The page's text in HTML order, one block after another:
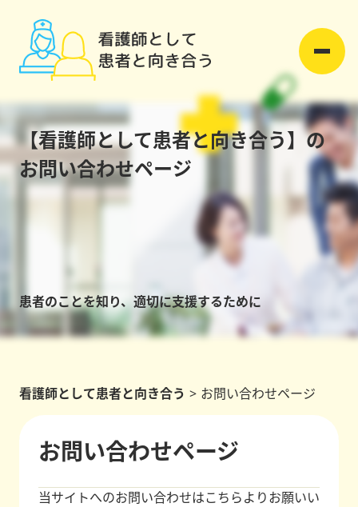
【看護師として患者と向き合う】の
お問い合わせページ
患者のことを知り、適切に支援するために
看護師として患者と向き合う > お問い合わせページ
お問い合わせページ
当サイトへのお問い合わせはこちらよりお願いい